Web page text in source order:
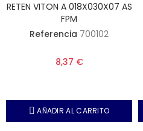
RETEN VITON A 018X030X07 AS
FPM
Referencia 700102
8,37 €
AÑADIR AL CARRITO